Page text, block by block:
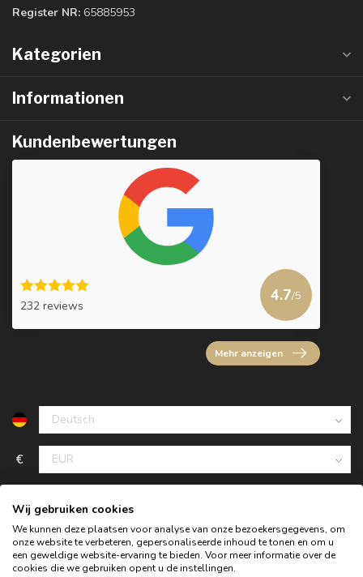
Register NR: 65885953
Kategorien
Informationen
Kundenbewertungen
232 reviews
4.7/5
Mehr anzeigen
€
Wij gebruiken cookies
We kunnen deze plaatsen voor analyse van onze bezoekersgegevens, om
onze website te verbeteren, gepersonaliseerde inhoud te tonen en om u
een geweldige website-ervaring te bieden. Voor meer informatie over de
cookies die we gebruiken opent u de instellingen.